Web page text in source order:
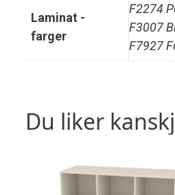
Laminat -
farger
F2274
F3007
F7927
Du liker